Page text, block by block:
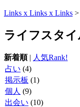
Links x Links x Links >
ライフスタ
新着順| 人気Rank!
占い (4)
掲示板 (1)
個人 (9)
出会い (10)